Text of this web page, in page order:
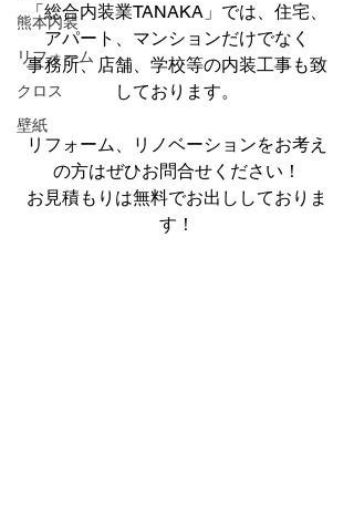
熊本内装
リフォーム
クロス
壁紙
「総合内装業TANAKA」では、住宅、
アパート、マンションだけでなく
事務所、店舗、学校等の内装工事も致
しております。
リフォーム、リノベーションをお考え
の方はぜひお問合せください！
お見積もりは無料でお出ししておりま
す！